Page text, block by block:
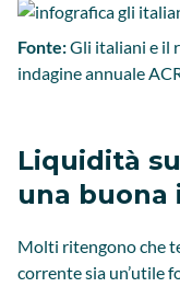
Fonte:Gli italiani e il
indagine annuale
Liquidità
una buona
Molti ritengono che
corrente sia un’utile